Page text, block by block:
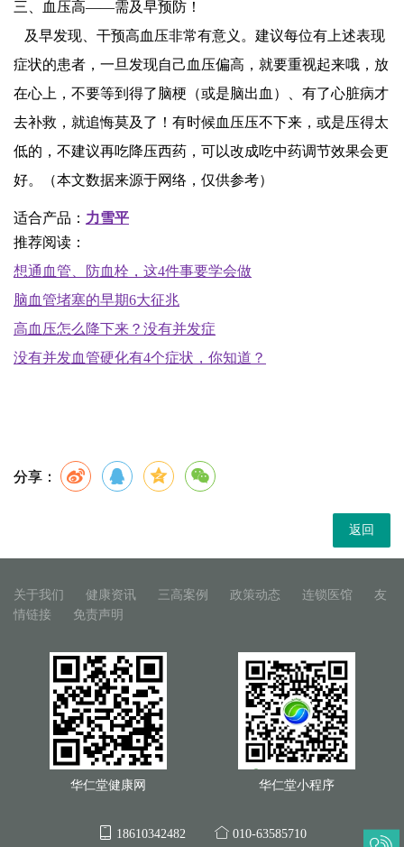
三、血压高——需及早预防！
及早发现、干预高血压非常有意义。建议每位有上述表现
症状的患者，一旦发现自己血压偏高，就要重视起来哦，放
在心上，不要等到得了脑梗（或是脑出血）、有了心脏病才
去补救，就追悔莫及了！有时候血压压不下来，或是压得太
低的，不建议再吃降压西药，可以改成吃中药调节效果会更
好。（本文数据来源于网络，仅供参考）
适合产品 ： 力雪平
推荐阅读：
想通血管、防血栓，这4件事要学会做
脑血管堵塞的早期6大征兆
高血压怎么降下来？没有并发症
没有并发血管硬化有4个症状，你知道？
分享：
返回
关于我们 健康资讯 三高案例 政策动态 连锁医馆
友
情链接
免责声明
华仁堂健康网 华仁堂小程序
18610342482 010-63585710